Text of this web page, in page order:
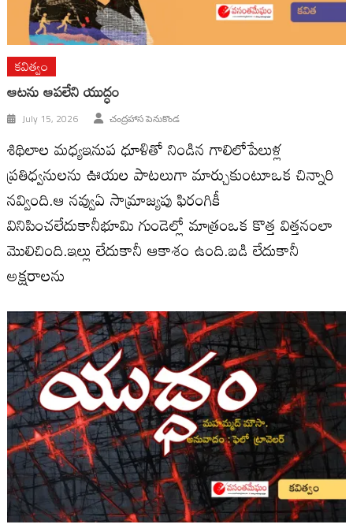
కవిత్వం
ఆటను ఆపలేని యుద్ధం
July 15, 2026 చంద్రహాస పెనుకొండ
శిథిలాల మధ్యఇనుప ధూళితో నిండిన గాలిలోపేలుళ్ల
ప్రతిధ్వనులను ఊయల పాటలుగా మార్చుకుంటూఒక చిన్నారి
నవ్వింది.ఆ నవ్వుఏ సామ్రాజ్యపు ఫిరంగికీ
వినిపించలేదుకానీభూమి గుండెల్లో మాత్రంఒక కొత్త విత్తనంలా
మొలిచింది.ఇల్లు లేదుకానీ ఆకాశం ఉంది.బడి లేదుకానీ
అక్షరాలను